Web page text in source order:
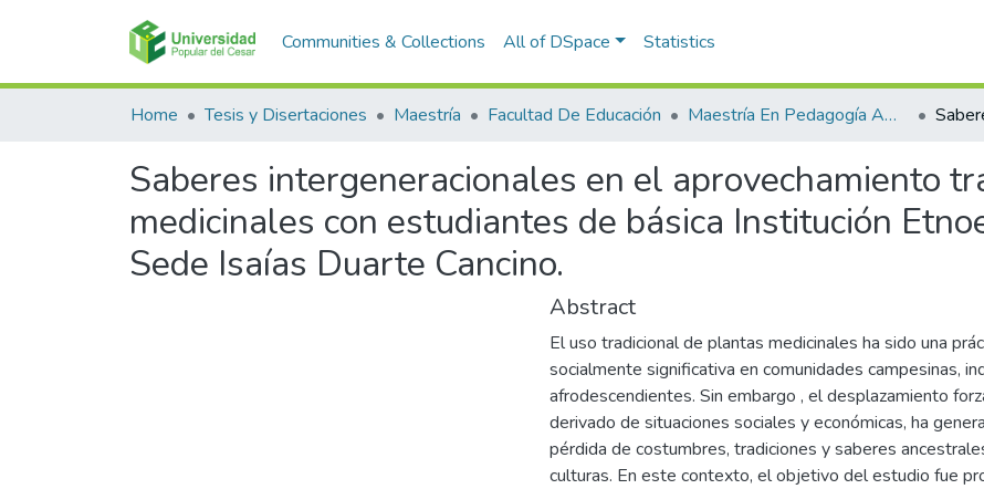
Communities & Collections All of DSpace Statistics
Home Tesis y Disertaciones Maestría Facultad De Educación Maestría En Pedagogía Ambiental Para El desarrollo Sostenible
Saberes intergeneracionales en el aprovechamiento
medicinales con estudiantes de básica Institución
Sede Isaías Duarte Cancino.
Abstract
El uso tradicional de plantas medicinales ha sido una
socialmente significativa en comunidades campesinas,
afrodescendientes. Sin embargo , el desplazamiento
derivado de situaciones sociales y económicas, ha
pérdida de costumbres, tradiciones y saberes
culturas. En este contexto, el objetivo del estudio fue